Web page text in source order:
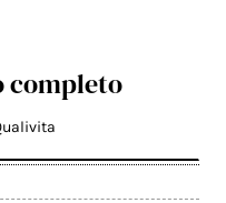
completo